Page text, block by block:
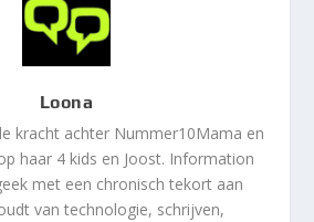
Loona
kracht achter Nummer10Mama en
haar 4 kids en Joost. Information
met een chronisch tekort aan
van technologie, schrijven,